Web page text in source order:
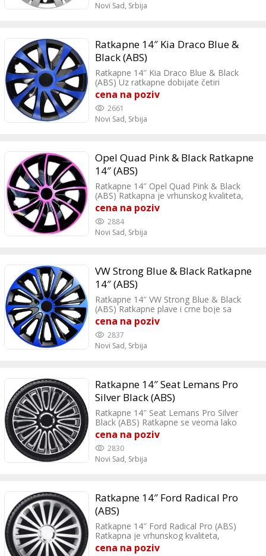
Novi Sad, Srbija
Ratkapne 14″ Kia Draco Blue &
Black (ABS)
Ratkapne 14″ Kia Draco Blue & Black
(ABS) Uz ratkapne dobijate četiri
nalepnice po želji. Ratkapne plave i crne
boje sa modernim dizajnom vozilu daju
sportsku liniju.
cena na poziv
2661
Novi Sad, Srbija
Opel Quad Pink & Black Ratkapne
14″ (ABS)
Ratkapne 14″ Opel Quad Pink & Black
(ABS) Ratkapna je vrhunskog kvaliteta,
proizvedena u EU. Ratkapne se veoma
lako montiraju i odgovaraju za sve
automobile koji imaju čelicne felne od
14″.
cena na poziv
2884
Novi Sad, Srbija
VW Strong Blue & Black Ratkapne
14″ (ABS)
Ratkapne 14″ VW Strong Blue & Black
(ABS) Ratkapne plave i crne boje sa
modernim dizajnom vozilu daju sportsku
liniju.
cena na poziv
2837
Novi Sad, Srbija
Ratkapne 14″ Seat Lemans Pro
Silver Black (ABS)
Ratkapne 14″ Seat Lemans Pro Silver
Black (ABS) Ratkapne se veoma lako
montiraju i odgovaraju za sve automobile
koji imaju čelicne felne od 14″.
cena na poziv
2830
Novi Sad, Srbija
Ratkapne 14″ Ford Radical Pro
(ABS)
Ratkapne 14″ Ford Radical Pro (ABS)
Ratkapna je vrhunskog kvaliteta,
proizvedena u EU.
cena na poziv